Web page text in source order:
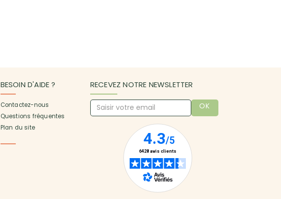
BESOIN D'AIDE ?
Contactez-nous
Questions fréquentes
Plan du site
RECEVEZ NOTRE NEWSLETTER
OK